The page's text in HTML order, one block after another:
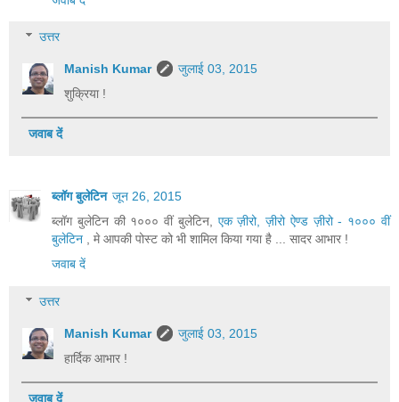
उत्तर
Manish Kumar
जुलाई 03, 2015
शुक्रिया !
जवाब दें
ब्लॉग बुलेटिन जून 26, 2015
ब्लॉग बुलेटिन की १००० वीं बुलेटिन, एक ज़ीरो, ज़ीरो ऐण्ड ज़ीरो - १००० वीं
बुलेटिन , मे आपकी पोस्ट को भी शामिल किया गया है ... सादर आभार !
जवाब दें
उत्तर
Manish Kumar
जुलाई 03, 2015
हार्दिक आभार !
जवाब दें